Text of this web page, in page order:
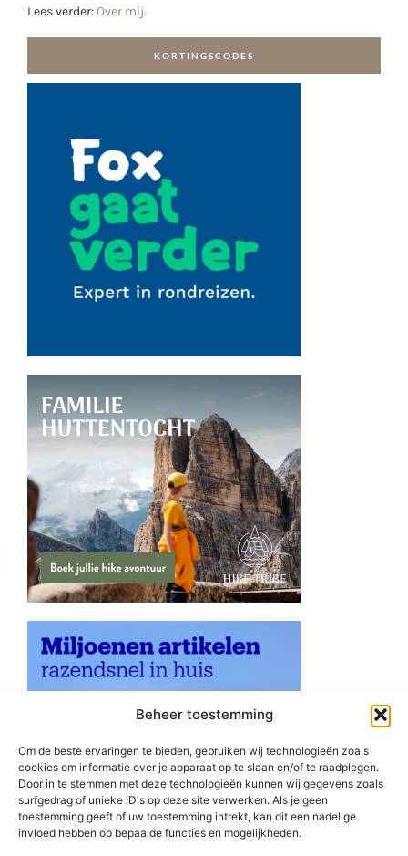
Beheer toestemming
Om de beste ervaringen te bieden, gebruiken wij technologieën zoals
cookies om informatie over je apparaat op te slaan en/of te raadplegen.
Door in te stemmen met deze technologieën kunnen wij gegevens zoals
surfgedrag of unieke ID's op deze site verwerken. Als je geen
toestemming geeft of uw toestemming intrekt, kan dit een nadelige
invloed hebben op bepaalde functies en mogelijkheden.
Lees verder:Over mij.
KORTINGSCODES